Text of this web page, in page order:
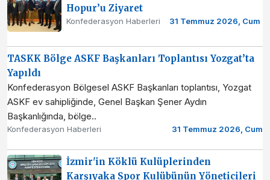
Hopur’u Ziyaret
Konfederasyon Haberleri 31 Temmuz 2026, Cum
TASKK Bölge ASKF Başkanları Toplantısı Yozgat’ta
Yapıldı
Konfederasyon Bölgesel ASKF Başkanları toplantısı, Yozgat
ASKF ev sahipliğinde, Genel Başkan Şener Aydın
Başkanlığında, bölge..
Konfederasyon Haberleri 31 Temmuz 2026, Cum
İzmir'in Köklü Kulüplerinden
Karşıyaka Spor Kulübünün Yöneticileri